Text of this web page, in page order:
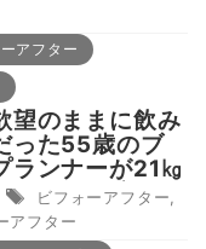
アフター
望のままに飲み
った55歳のブ
ランナーが21㎏
トで引き締まっ
。やる気スイッ
験【筋トレビフ
ビフォーアフター
アフター